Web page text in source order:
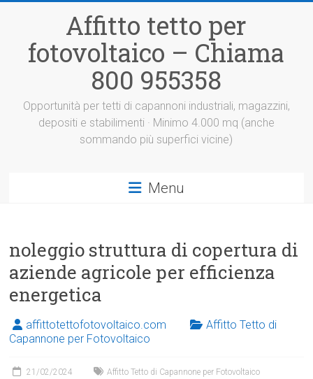
Affitto tetto per
fotovoltaico – Chiama
800 955358
Opportunità per tetti di capannoni industriali, magazzini,
depositi e stabilimenti · Minimo 4.000 mq (anche
sommando più superfici vicine)
Menu
noleggio struttura di copertura di
aziende agricole per efficienza
energetica
affittotettofotovoltaico.com
Affitto Tetto di
Capannone per Fotovoltaico
21/02/2024 Affitto Tetto di Capannone per Fotovoltaico